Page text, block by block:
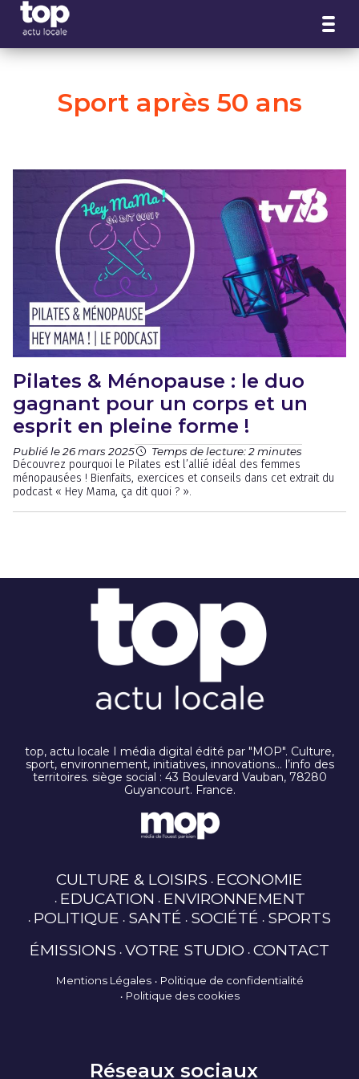
Sport après 50 ans
Pilates & Ménopause : le duo
gagnant pour un corps et un
esprit en pleine forme !
Publié le 26 mars 2025 Temps de lecture: 2 minutes
Découvrez pourquoi le Pilates est l’allié idéal des femmes
ménopausées ! Bienfaits, exercices et conseils dans cet extrait du
podcast « Hey Mama, ça dit quoi ? ».
top, actu locale I média digital édité par "MOP". Culture,
sport, environnement, initiatives, innovations… l’info des
territoires. siège social : 43 Boulevard Vauban, 78280
Guyancourt. France.
CULTURE & LOISIRS ECONOMIE
EDUCATION ENVIRONNEMENT
POLITIQUE SANTÉ SOCIÉTÉ SPORTS
ÉMISSIONS VOTRE STUDIO CONTACT
Mentions Légales
Politique de confidentialité
Politique des cookies
Réseaux sociaux
Panneau de gestion des cookies